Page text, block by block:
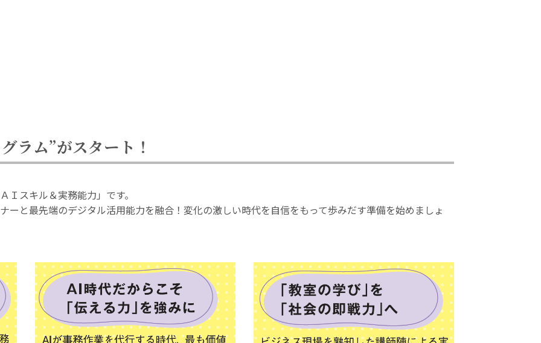
ラム”がスタート！
Ｉスキル＆実務能力」です。
ーと最先端のデジタル活用能力を融合！変化の激しい時代を自信をもって歩みだす準備を始めましょ